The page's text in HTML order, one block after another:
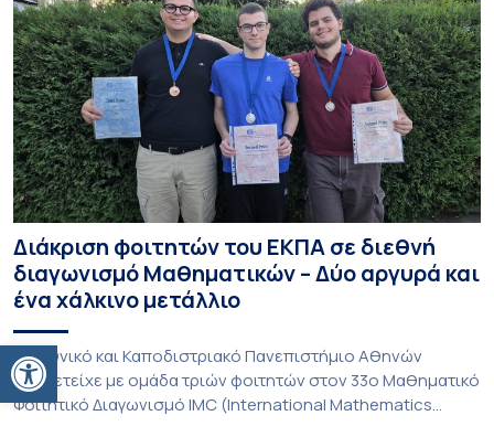
Ανοίξτε τη γραμμή εργαλείων
Διάκριση φοιτητών του ΕΚΠΑ σε διεθνή
διαγωνισμό Μαθηματικών – Δύο αργυρά και
ένα χάλκινο μετάλλιο
To Εθνικό και Καποδιστριακό Πανεπιστήμιο Αθηνών
συμμετείχε με ομάδα τριών φοιτητών στον 33ο Μαθηματικό
Φοιτητικό Διαγωνισμό IMC (International Mathematics